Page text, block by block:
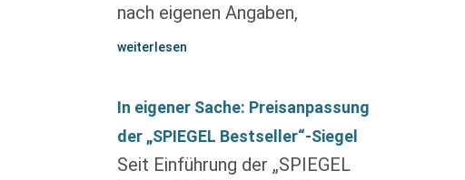
nach eigenen Angaben,
weiterlesen
In eigener Sache: Preisanpassung
der „SPIEGEL Bestseller“-Siegel
Seit Einführung der „SPIEGEL